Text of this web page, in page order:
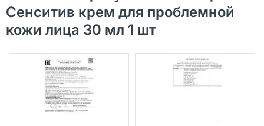
Сенситив крем для проблемной
кожи лица 30 мл 1 шт